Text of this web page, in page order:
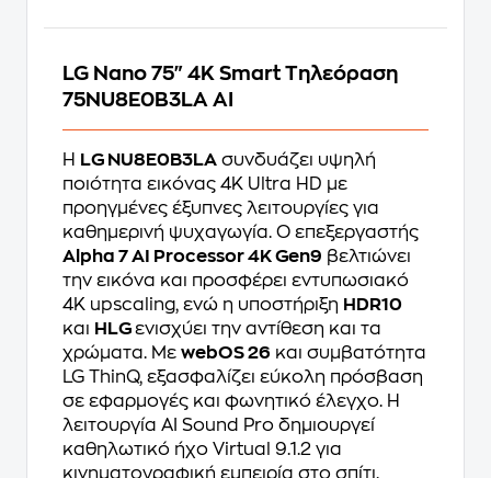
LG Nano 75" 4K Smart Τηλεόραση
75NU8E0B3LA AI
Η LG NU8E0B3LA συνδυάζει υψηλή
ποιότητα εικόνας 4K Ultra HD με
προηγμένες έξυπνες λειτουργίες για
καθημερινή ψυχαγωγία. Ο επεξεργαστής
Alpha 7 AI Processor 4K Gen9 βελτιώνει
την εικόνα και προσφέρει εντυπωσιακό
4K upscaling, ενώ η υποστήριξη HDR10
και HLGενισχύει την αντίθεση και τα
χρώματα. Με webOS 26 και συμβατότητα
LG ThinQ, εξασφαλίζει εύκολη πρόσβαση
σε εφαρμογές και φωνητικό έλεγχο. Η
λειτουργία AI Sound Pro δημιουργεί
καθηλωτικό ήχο Virtual 9.1.2 για
κινηματογραφική εμπειρία στο σπίτι.